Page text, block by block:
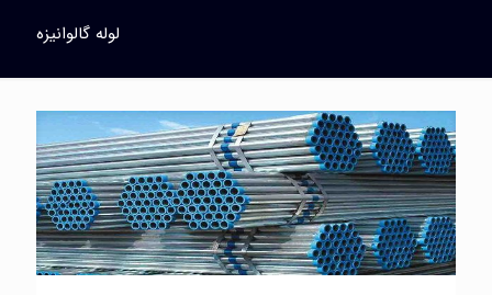
لوله گالوانیزه